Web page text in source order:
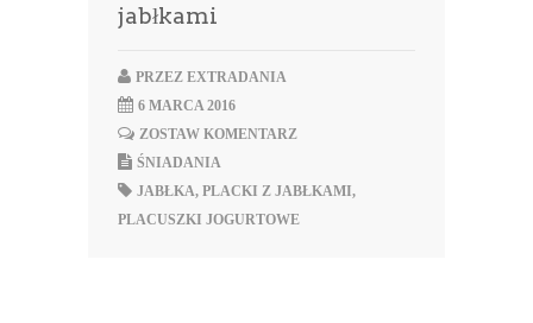
jabłkami
PRZEZ EXTRADANIA
6 MARCA 2016
ZOSTAW KOMENTARZ
ŚNIADANIA
JABŁKA, PLACKI Z JABŁKAMI,
PLACUSZKI JOGURTOWE